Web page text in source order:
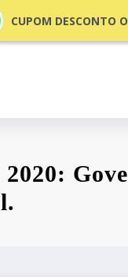
CUPOM